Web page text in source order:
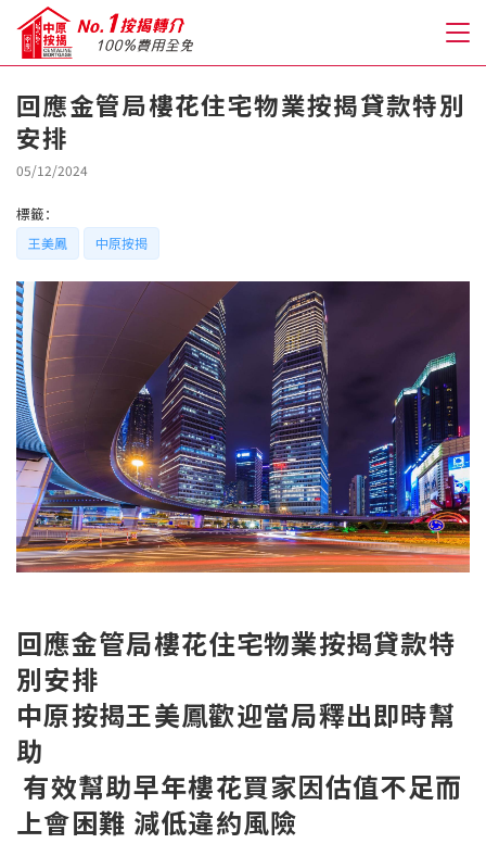
關於我們
人才房貸・開戶優惠
免費房貸轉介服務
免費開戶轉介服務
私人貸款
優惠禮遇
新盤優越按揭優惠
中原按揭標籤優惠
按揭工具
按揭計算
轉按計算
置業預算
回應金管局樓花住宅物業按揭貸款特別
安排
05/12/2024
標籤：
王美鳳 中原按揭
回應金管局樓花住宅物業按揭貸款特
別安排
中原按揭王美鳳歡迎當局釋出即時幫
助
有效幫助早年樓花買家因估值不足而
上會困難 減低違約風險